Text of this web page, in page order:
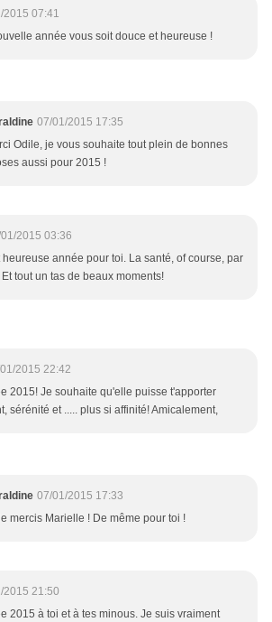
2015 07:41
année vous soit douce et heureuse !
07/01/2015 17:35
Odile, je vous souhaite tout plein de bonnes
aussi pour 2015 !
2015 03:36
année pour toi. La santé, of course, par
tout un tas de beaux moments!
2015 22:42
2015! Je souhaite qu'elle puisse t'apporter
sérénité et ..... plus si affinité! Amicalement,
07/01/2015 17:33
mercis Marielle ! De même pour toi !
2015 21:50
2015 à toi et à tes minous. Je suis vraiment